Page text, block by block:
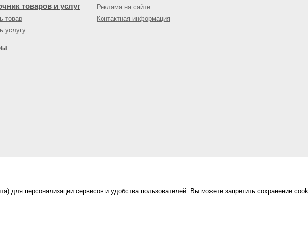
персонализации сервисов и удобства пользователей. Вы можете запретить сохранение
товаров и услуг
товар
услугу
Реклама на сайте
Контактная информация